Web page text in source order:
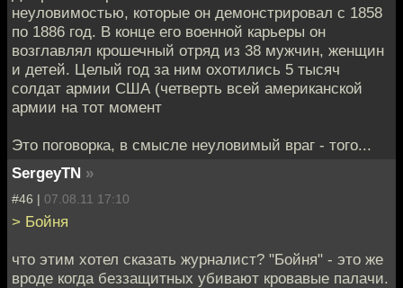
неуловимостью, которые он демонстрировал с 1858
по 1886 год. В конце его военной карьеры он
возглавлял крошечный отряд из 38 мужчин, женщин
и детей. Целый год за ним охотились 5 тысяч
солдат армии США (четверть всей американской
армии на тот момент
Это поговорка, в смысле неуловимый враг - того...
SergeyTN »
#46 | 07.08.11 17:10
> Бойня
что этим хотел сказать журналист? "Бойня" - это же
вроде когда беззащитных убивают кровавые палачи.